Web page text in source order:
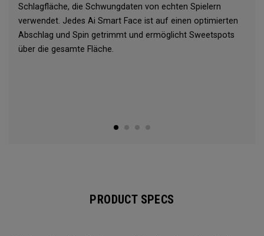
Schlagfläche, die Schwungdaten von echten Spielern
verwendet. Jedes Ai Smart Face ist auf einen optimierten
Abschlag und Spin getrimmt und ermöglicht Sweetspots
über die gesamte Fläche.
PRODUCT SPECS